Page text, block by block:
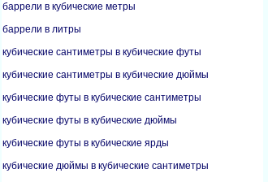
баррели в кубические метры
баррели в литры
кубические сантиметры в кубические футы
кубические сантиметры в кубические дюймы
кубические футы в кубические сантиметры
кубические футы в кубические дюймы
кубические футы в кубические ярды
кубические дюймы в кубические сантиметры